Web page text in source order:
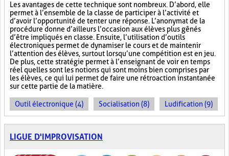
Les avantages de cette technique sont nombreux. D’abord, elle
permet à l’ensemble de la classe de participer à l’activité et
d’avoir l’opportunité de tenter une réponse. L’anonymat de la
procédure donne d’ailleurs l’occasion aux élèves plus gênés
d’être impliqués en classe. Ensuite, l’utilisation d’outils
électroniques permet de dynamiser le cours et de maintenir
l’attention des élèves, surtout lorsqu’une compétition est en jeu.
De plus, cette stratégie permet à l’enseignant de voir en temps
réel quelles sont les notions qui sont moins bien comprises par
les élèves, ce qui lui permet de faire une rétroaction instantanée
sur cette partie de la matière.
Outil électronique (4) Socialisation (8) Ludification (9)
LIGUE D'IMPROVISATION